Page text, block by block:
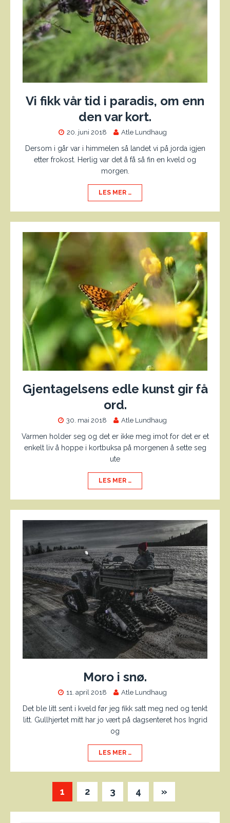
Vi fikk vår tid i paradis, om enn
den var kort.
20. juni 2018 Atle Lundhaug
Dersom i går var i himmelen så landet vi på jorda igjen
etter frokost. Herlig var det å få så fin en kveld og
morgen.
LES MER …
Gjentagelsens edle kunst gir få
ord.
30. mai 2018 Atle Lundhaug
Varmen holder seg og det er ikke meg imot for det er et
enkelt liv å hoppe i kortbuksa på morgenen å sette seg
ute
LES MER …
Moro i snø.
11. april 2018 Atle Lundhaug
Det ble litt sent i kveld før jeg fikk satt meg ned og tenkt
litt. Gullhjertet mitt har jo vært på dagsenteret hos Ingrid
og
LES MER …
1 2 3 4 »